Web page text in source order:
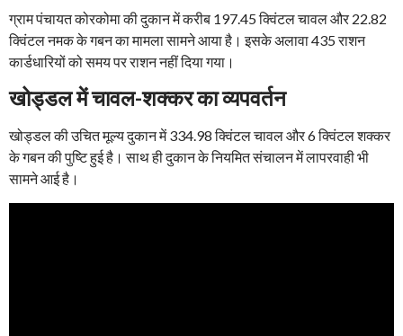
ग्राम पंचायत कोरकोमा की दुकान में करीब 197.45 क्विंटल चावल और 22.82
क्विंटल नमक के गबन का मामला सामने आया है। इसके अलावा 435 राशन
कार्डधारियों को समय पर राशन नहीं दिया गया।
खोड्डल में चावल-शक्कर का व्यपवर्तन
खोड्डल की उचित मूल्य दुकान में 334.98 क्विंटल चावल और 6 क्विंटल शक्कर
के गबन की पुष्टि हुई है। साथ ही दुकान के नियमित संचालन में लापरवाही भी
सामने आई है।